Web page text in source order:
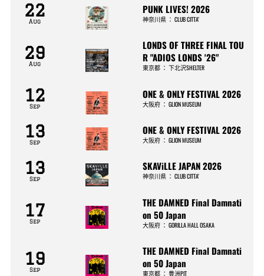
22
Aug
PUNK LIVES! 2026
神奈川県 ：CLUB CITTA’
29
Aug
LONDS OF THREE FINAL TOU
R "ADIOS LONDS '26"
東京都 ：下北沢SHELTER
12
Sep
ONE & ONLY FESTIVAL 2026
大阪府 ：GLION MUSEUM
13
Sep
ONE & ONLY FESTIVAL 2026
大阪府 ：GLION MUSEUM
13
Sep
SKAViLLE JAPAN 2026
神奈川県 ：CLUB CITTA’
17
Sep
THE DAMNED Final Damnati
on 50 Japan
大阪府 ：GORILLA HALL OSAKA
19
Sep
THE DAMNED Final Damnati
on 50 Japan
東京都 ：豊洲PIT